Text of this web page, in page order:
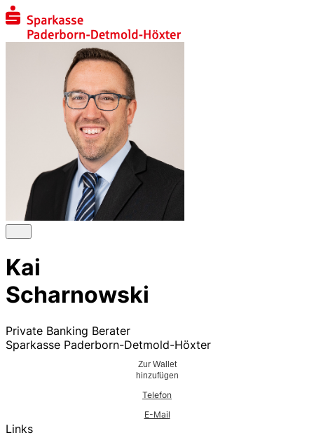
Kai
Scharnowski
Private Banking Berater
Sparkasse Paderborn-Detmold-Höxter
Zur Wallet
hinzufügen
Telefon
E-Mail
Links